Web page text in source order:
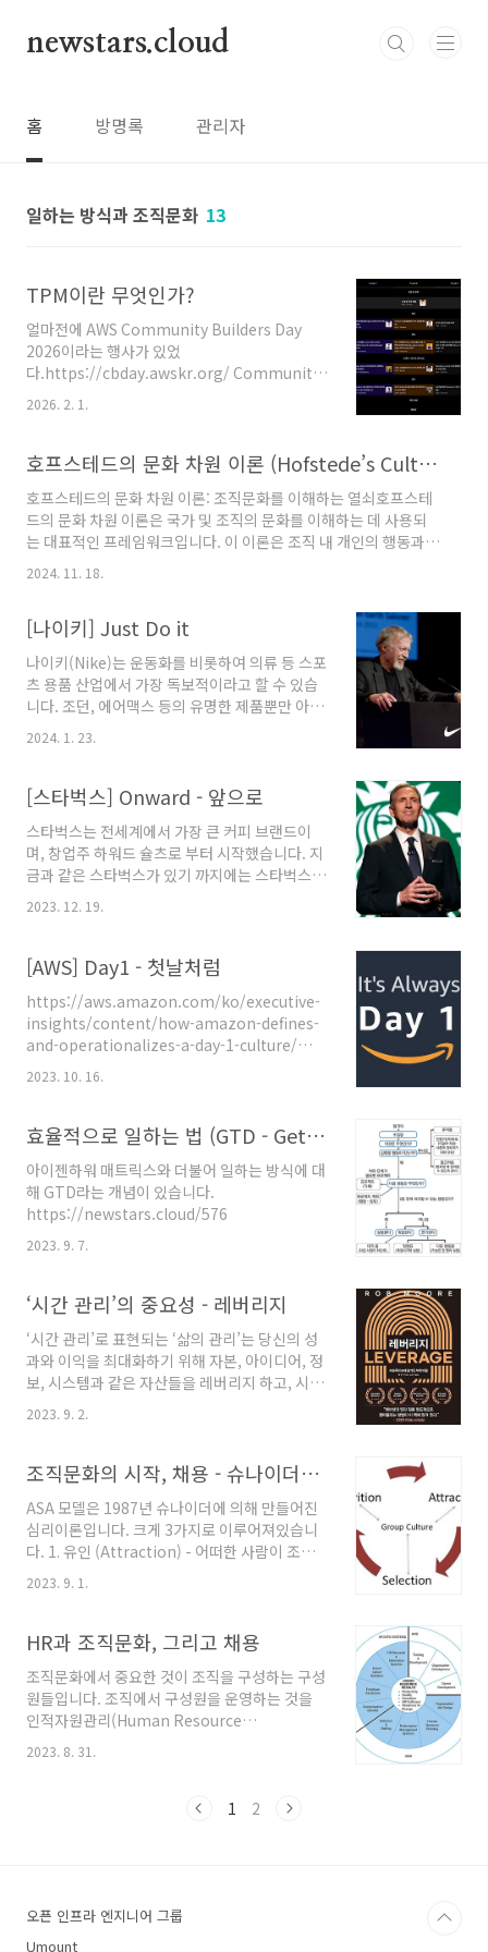
newstars.cloud
홈 방명록 관리자
일하는 방식과 조직문화 13
TPM이란 무엇인가?
얼마전에 AWS Community Builders Day
2026이라는 행사가 있었
다.https://cbday.awskr.org/ Community
Builders Day 2026커뮤니티 빌더들이 여는 축
제 — 실전 세션, 네트워킹, 성장 노하우를 함께
전문가들과 함께 만드는 AWS 컨퍼런스로, AWS
의 전문 분야에서 쌓아온 경험과 인사이트를 나
누고, AWS 생태계에서의 다양한 활용 사례와 경
험을 공유하는 행사입니다.여러 스케줄 중에
TPM에 대한 관심이 있어서 참석하게 됐다.다음
식은 누가 정..
2026. 2. 1.
호프스테드의 문화 차원 이론 (Hofstede’s Cultural Dimensions Theory)
호프스테드의 문화 차원 이론: 조직문화를 이해하는 열쇠호프스테
드의 문화 차원 이론은 국가 및 조직의 문화를 이해하는 데 사용되
는 대표적인 프레임워크입니다. 이 이론은 조직 내 개인의 행동과
가치가 문화적 차이에 의해 어떻게 영향을 받는지 설명합니다. 주요
차원은 다음과 같습니다: 1. 권력 거리 (Power Distance): 권력의
불평등을 수용하는 정도를 나타냅니다. 권위적인 문화는 높은 권력
거리를, 평등한 관계를 중시하는 문화는 낮은 권력 거리를 보입니
다. 2. 개인주의 대 집단주의 (Individualism vs. Collectivism):
개인의 독립성과 집단의 조화 중 어느 쪽을 중시하는지 나타냅니다.
3. 불확실성 회피 (Uncertainty Avoidance): 모호하거나 불확실
한 상황을..
2024. 11. 18.
[나이키] Just Do it
나이키(Nike)는 운동화를 비롯하여 의류 등 스포
츠 용품 산업에서 가장 독보적이라고 할 수 있습
니다. 조던, 에어맥스 등의 유명한 제품뿐만 아니
라 창업자 필 나이트(Phil Knight)의 독특한 성
향과 기업 문화도 큰 주목을 받고 있습니다. 이번
과 나이키의 독특한 조직문화에 대해 알아보겠습
운 창업 정신으로부터 비롯되었습니다. 나이트는
1964년에 빌링턴(Bill Bowerman) 코치와 함
께 블루 리본 스포츠(BRS)를 창업하였습니다.
그 후, 회사는 나이키로 명을 바꾸게 되었는데, 이
https://www.joongang.c..
2024. 1. 23.
[스타벅스] Onward - 앞으로
스타벅스는 전세계에서 가장 큰 커피 브랜드이
며, 창업주 하워드 슐츠로 부터 시작했습니다. 지
금과 같은 스타벅스가 있기 까지에는 스타벅스의
독특한 조직문화를 가지고 있습니다. 단순히 커
피를 마시는 곳이 아니라 커피의 문화를 즐기는
많은 커피 브랜드들과 다르게 스타벅스 커피는
문화의 아이콘으로 자리매김 했습니다. 스타벅스
만의 수평적 조직문화
https://www.casenews.co.kr/news/articleView.html?
idxno=4289 “직원이 1순위 고객은 2순위” 스
타벅스만의 특별한 조직문화 - 사례뉴스 스타벅
벅스는 한국에 지난 1999년 진출..
2023. 12. 19.
[AWS] Day1 - 첫날처럼
https://aws.amazon.com/ko/executive-
insights/content/how-amazon-defines-
and-operationalizes-a-day-1-culture/
는 '모든 일의 중심에 고객'을 두는 문화이자 운영
며, Day1 즉 첫날과 같은 마음 가짐을 강조합니
다. AWS 등의 굿즈에서도 어렵지 않게 볼 수 있
는 부분이기도 합니다. 매일 새로운 마음가짐으
로 도전한다. 라고 할 수 있으며, 초심을 잃는 둘
째날(Day2)에는 추락한다고 합니다. Day1을 통
해 끊임없는 호기김, 민첩함, 실험적 접근 등을 통
2023. 10. 16.
효율적으로 일하는 법 (GTD - Getting Things Done)
아이젠하워 매트릭스와 더불어 일하는 방식에 대
해 GTD라는 개념이 있습니다.
https://newstars.cloud/576
2023. 9. 7.
‘시간 관리’의 중요성 - 레버리지
‘시간 관리’로 표현되는 ‘삶의 관리’는 당신의 성
과와 이익을 최대화하기 위해 자본, 아이디어, 정
보, 시스템과 같은 자산들을 레버리지 하고, 시간
을 최대한 적게 소진하여 최고의 가치에 최대한
투자하는 것을 의미한다. 당신은 시간에게 속임
를 통해 더 짧은 시간에 더 많은 일을 처리하는 것
을 의미한다. 그저 더 열심히, 더 오래 일하라는
것이 아니다. 시간을 자산과 통화의 개념으로 이
해함으로써 시간을 속이는 것이다. 우선순위와
후순위를 철저하게 지키는 방식으로 가장 높은
가치나 가장 높은 소득을 창출하는 업무에 집중
무어, 김유미 저
2023. 9. 2.
조직문화의 시작, 채용 - 슈나이더의 ASA모델
ASA 모델은 1987년 슈나이더에 의해 만들어진
심리이론입니다. 크게 3가지로 이루어져있습니
다. 1. 유인 (Attraction) - 어떠한 사람이 조직
에 들어가기 위해서는 자신과 비슷한 조직에 끌
림 2. 선별 (Selection) - 조직에서 구성원을 선
소멸 (Attriition) - 조직에 잘 적응하지 못하는
사람은 떠날 가능성이 높음 다시 말하자면, 창업
자 혹은 경영 리더의 가치관 과 구성원의 가치관
이 비슷할 수록 서로에게 끌리게 되고, 결국 그게
채용으로 이어지며, 서로의 가치관이 다르면 퇴
사를 하게 되는 일련의 과정을 나타냅니다. 이 말
2023. 9. 1.
HR과 조직문화, 그리고 채용
조직문화에서 중요한 것이 조직을 구성하는 구성
원들입니다. 조직에서 구성원을 운영하는 것을
인적자원관리(Human Resource
Management, HRM)라고 합니다. 회사에서 흔
히 말하는 HR이 바로 그것이죠. 최근에는 HR을
사(HRM)과 성장(HRD)으로 나눠집니다. HR 특
정, 일하는 방법 설정 등 전사 소통 프로그램 기
획/운영 - 월간 타운홀 미팅, 1 on 1 등 회사가 지
2023. 8. 31.
1 2
오픈 인프라 엔지니어 그룹
Umount